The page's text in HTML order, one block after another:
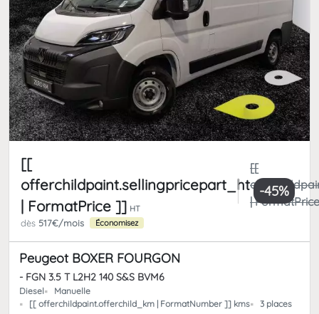
[[
offerchildpaint.sellingpricepart_ht
| FormatPrice ]] HT
[[
|
dès 517€/mois Économisez
-45%
Peugeot BOXER FOURGON
- FGN 3.5 T L2H2 140 S&S BVM6
Diesel
Manuelle
[[ offerchildpaint.offerchild_km | FormatNumber ]] kms
3 places